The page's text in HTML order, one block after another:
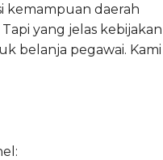
kemampuan daerah
yang jelas kebijakan
belanja pegawai. Kami